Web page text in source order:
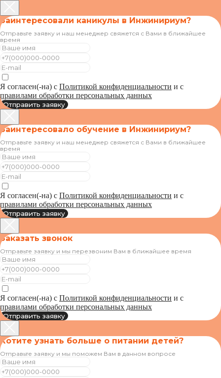
Заинтересовали каникулы в Инжинириум?
Отправьте заявку и наш менеджер свяжется с Вами в ближайшее
время
Я согласен(-на) с Политикой конфиденциальности и с
правилами обработки персональных данных
Отправить заявку
Заинтересовало обучение в Инжинириум?
Отправьте заявку и наш менеджер свяжется с Вами в ближайшее
время
Я согласен(-на) с Политикой конфиденциальности и с
правилами обработки персональных данных
Отправить заявку
Заказать звонок
Отправьте заявку и мы перезвоним Вам в ближайшее время
Я согласен(-на) с Политикой конфиденциальности и с
правилами обработки персональных данных
Отправить заявку
Хотите узнать больше о питании детей?
Отправьте заявку и мы поможем Вам в данном вопросе